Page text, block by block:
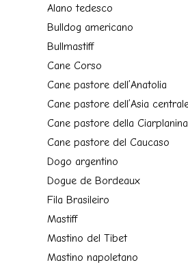
Alano tedesco
Bulldog americano
Bullmastiff
Cane Corso
Cane pastore dell’Anatolia
Cane pastore dell’Asia
Cane pastore della Ciarplanina
Cane pastore del Caucaso
Dogo argentino
Dogue de Bordeaux
Fila Brasileiro
Mastiff
Mastino del Tibet
Mastino napoletano